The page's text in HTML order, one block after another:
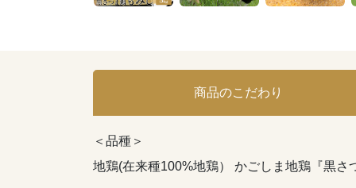
商品のこだわり
＜品種＞
地鶏(在来種100%地鶏） かごしま地鶏『黒